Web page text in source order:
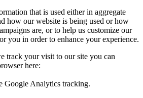
that is used either in aggregate
how our website is being used or how
are, or to help us customize our
you in order to enhance your experience.
track your visit to our site you can
here:
Google Analytics tracking.